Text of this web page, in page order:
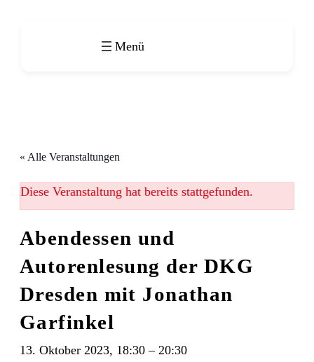
« Alle Veranstaltungen
Diese Veranstaltung hat bereits stattgefunden.
Abendessen und
Autorenlesung der DKG
Dresden mit Jonathan
Garfinkel
13. Oktober 2023, 18:30 – 20:30